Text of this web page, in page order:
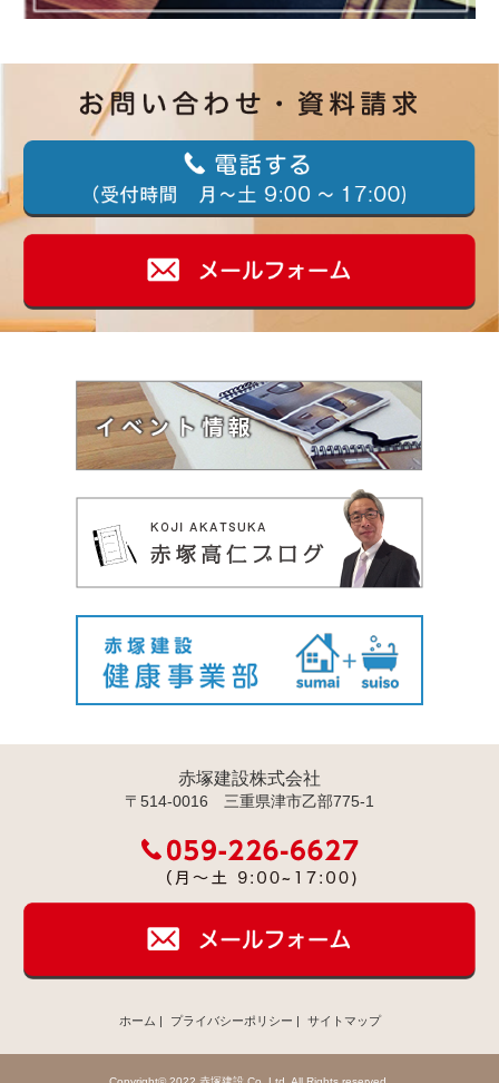
赤塚建設株式会社
〒514-0016 三重県津市乙部775-1
ホーム | プライバシーポリシー | サイトマップ